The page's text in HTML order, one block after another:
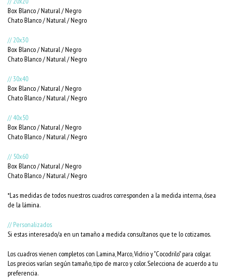
Box Blanco / Natural / Negro
Chato Blanco / Natural / Negro
// 20x30
Box Blanco / Natural / Negro
Chato Blanco / Natural / Negro
// 30x40
Box Blanco / Natural / Negro
Chato Blanco / Natural / Negro
// 40x50
Box Blanco / Natural / Negro
Chato Blanco / Natural / Negro
// 50x60
Box Blanco / Natural / Negro
Chato Blanco / Natural / Negro
*Las medidas de todos nuestros cuadros corresponden a la medida interna, ósea
de la lámina.
// Personalizados
Si estas interesado/a en un tamaño a medida consultanos que te lo cotizamos.
Los cuadros vienen completos con Lamina, Marco, Vidrio y "Cocodrilo" para colgar.
Los precios varían según tamaño, tipo de marco y color. Selecciona de acuerdo a tu
preferencia.